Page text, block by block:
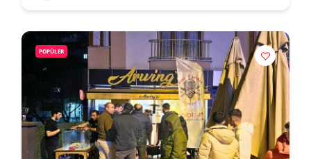
POPÜLER